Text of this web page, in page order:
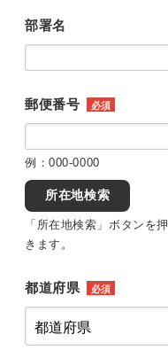
部署名
郵便番号 必須
例：000-0000
所在地検索
「所在地検索」ボタンを
きます。
都道府県 必須